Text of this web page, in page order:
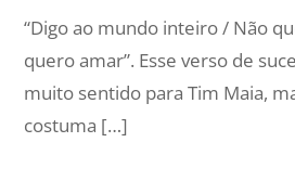
“Digo ao mundo inteiro / Não
quero amar”. Esse verso de
muito sentido para Tim Maia,
costuma […]